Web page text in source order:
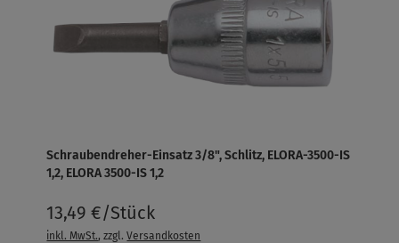
Schraubendreher-Einsatz 3/8", Schlitz, ELORA-3500-IS
1,2, ELORA 3500-IS 1,2
13,49 €/Stück
inkl. MwSt., zzgl.Versandkosten